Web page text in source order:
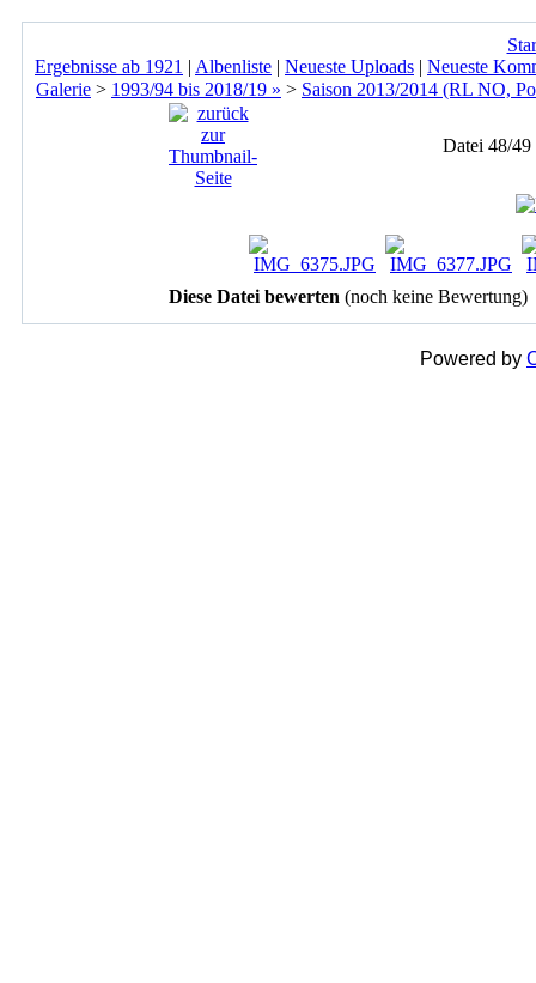
Ergebnisse ab 1921 | Albenliste | Neueste Uploads | Neueste
Galerie > 1993/94 bis 2018/19 » > Saison 2013/2014 (RL NO,
Datei 48/49
Diese Datei bewerten (noch keine Bewertung)
Powered by